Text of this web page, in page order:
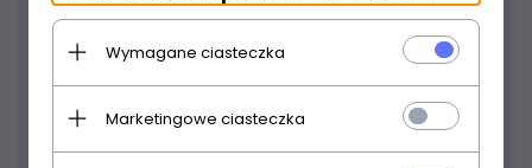
Wymagane ciasteczka
Marketingowe ciasteczka